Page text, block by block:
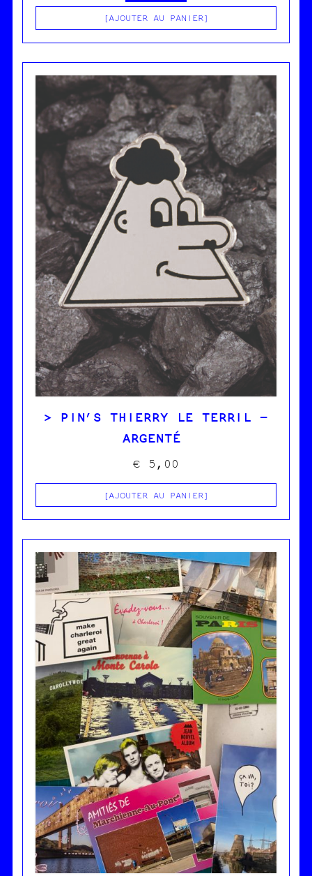
AJOUTER AU PANIER
PIN’S THIERRY LE TERRIL –
ARGENTÉ
€ 5,00
AJOUTER AU PANIER